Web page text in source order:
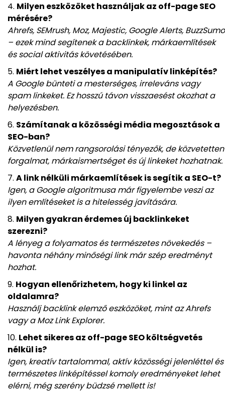
Milyen eszközöket használjak az off-page SEO
mérésére?
Ahrefs, SEMrush, Moz, Majestic, Google Alerts, BuzzSumo
– ezek mind segítenek a backlinkek, márkaemlítések
és social aktivitás követésében.
Miért lehet veszélyes a manipulatív linképítés?
A Google bünteti a mesterséges, irreleváns vagy
spam linkeket. Ez hosszú távon visszaesést okozhat a
helyezésben.
Számítanak a közösségi média megosztások a
SEO-ban?
Közvetlenül nem rangsorolási tényezők, de közvetetten
forgalmat, márkaismertséget és új linkeket hozhatnak.
A link nélküli márkaemlítések is segítik a SEO-t?
Igen, a Google algoritmusa már figyelembe veszi az
ilyen említéseket is a hitelesség javítására.
Milyen gyakran érdemes új backlinkeket
szerezni?
A lényeg a folyamatos és természetes növekedés –
havonta néhány minőségi link már szép eredményt
hozhat.
Hogyan ellenőrizhetem, hogy ki linkel az
oldalamra?
Használj backlink elemző eszközöket, mint az Ahrefs
vagy a Moz Link Explorer.
Lehet sikeres az off-page SEO költségvetés
nélkül is?
Igen, kreatív tartalommal, aktív közösségi jelenléttel és
természetes linképítéssel komoly eredményeket lehet
elérni, még szerény büdzsé mellett is!